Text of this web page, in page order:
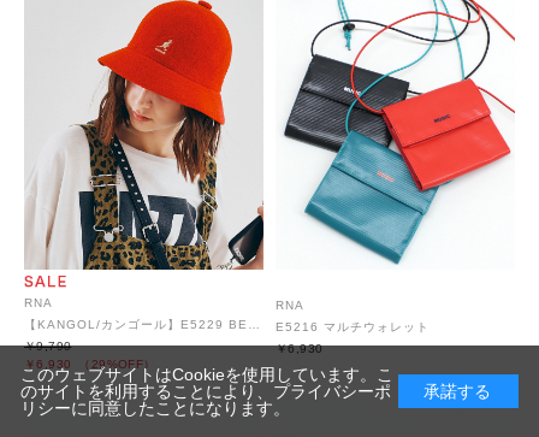
RNA
￥6,930 （29%OFF）
￥9,790
RNA
E5216 マルチウォレット
￥6,930
このウェブサイトはCookieを使用しています。こ
のサイトを利用することにより、 プライバシーポ
リシーに同意したことになります。
承諾する